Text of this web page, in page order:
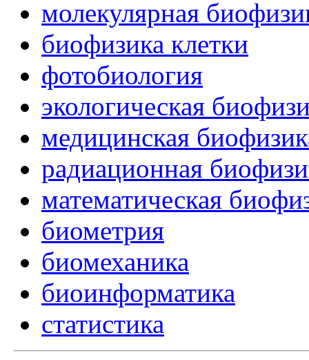
молекулярная
биофизика клетки
фотобиология
экологическая
медицинская
радиационная
математическая
биометрия
биомеханика
биоинформатика
статистика